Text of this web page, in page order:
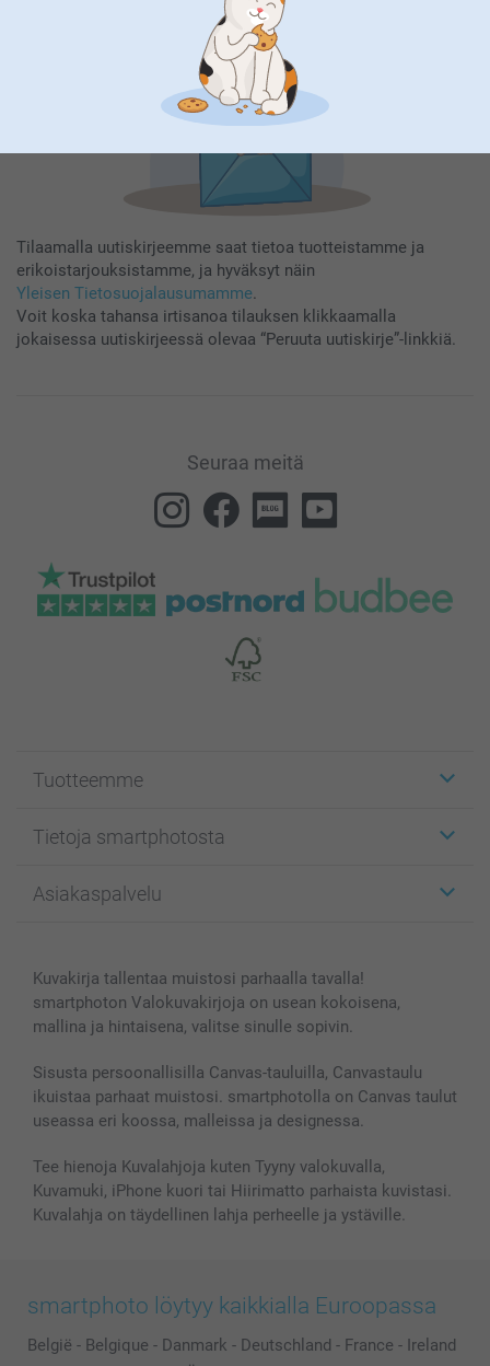
Tilaamalla uutiskirjeemme saat tietoa tuotteistamme ja
erikoistarjouksistamme, ja hyväksyt näin
Yleisen Tietosuojalausumamme.
Voit koska tahansa irtisanoa tilauksen klikkaamalla
jokaisessa uutiskirjeessä olevaa “Peruuta uutiskirje”-linkkiä.
Seuraa meitä
Tuotteemme
Kuvakortit
Kuvakirjat
Kännykkä & Tabletti
MyNameBook
Valokuvakehykset & Lisätarvikkeet
Lahjakortti
Kaikki kuvatuotteet
Tietoja smartphotosta
Affiliate ohjelma
Sivukartta
Ehdot/takuut
Asiakaspalvelu
smartbonus
Hinnat & maksutavat
Kuvakirja tallentaa muistosi parhaalla tavalla!
smartphoton Valokuvakirjoja on usean kokoisena,
mallina ja hintaisena, valitse sinulle sopivin.
Sisusta persoonallisilla Canvas-tauluilla, Canvastaulu
ikuistaa parhaat muistosi. smartphotolla on Canvas taulut
useassa eri koossa, malleissa ja designessa.
Tee hienoja Kuvalahjoja kuten Tyyny valokuvalla,
Kuvamuki, iPhone kuori tai Hiirimatto parhaista kuvistasi.
Kuvalahja on täydellinen lahja perheelle ja ystäville.
smartphoto löytyy kaikkialla Euroopassa
België - Belgique - Danmark - Deutschland - France - Ireland